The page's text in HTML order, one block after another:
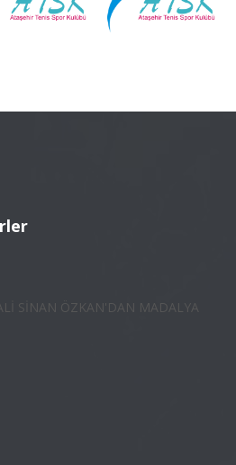
SİNAN ÖZKAN'DAN MADALYA